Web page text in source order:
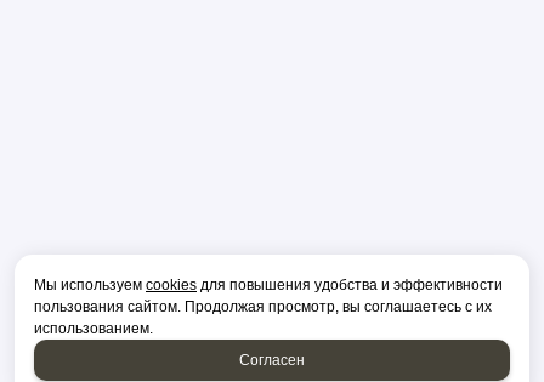
Мы используем cookies для повышения удобства и эффективности
пользования сайтом. Продолжая просмотр, вы соглашаетесь с их
использованием.
Согласен